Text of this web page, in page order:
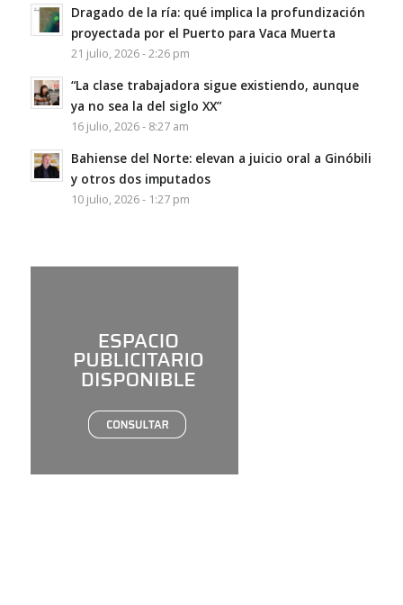
Dragado de la ría: qué implica la profundización
proyectada por el Puerto para Vaca Muerta
21 julio, 2026 - 2:26 pm
“La clase trabajadora sigue existiendo, aunque
ya no sea la del siglo XX”
16 julio, 2026 - 8:27 am
Bahiense del Norte: elevan a juicio oral a Ginóbili
y otros dos imputados
10 julio, 2026 - 1:27 pm